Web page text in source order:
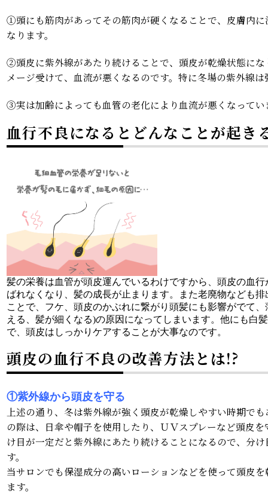
①頭にも筋肉があってその筋肉が硬くなることで、皮膚内
なります。
②頭皮に紫外線があたり続けることで、頭皮が乾燥状態に
メージ受けて、血流が悪くなるのです。特に冬場の紫外線
③実は加齢によっても血管の老化により血流が悪くなってい
血行不良になるとどんなことが起き
髪の栄養は血管が頭皮運んでいるわけですから、頭皮の血
ばれなくなり、髪の成長が止まります。また老廃物なども
ことで、フケ、頭皮のかぶれに繋がり頭髪にも影響がでて
える、髪が細くなる)の原因になってしまいます。他にも白
で、頭皮はしっかりケアすることが大事なのです。
頭皮の血行不良の改善方法とは!?
①紫外線から頭皮を守る
上述の通り、冬は紫外線が強く頭皮が乾燥しやすい時期で
の際は、日傘や帽子を使用したり、ＵＶスプレーなど頭皮
け目が一定だと紫外線にあたり続けることになるので、分
す。
当サロンでも保湿成分の高いローションなどを使って頭皮
ます。